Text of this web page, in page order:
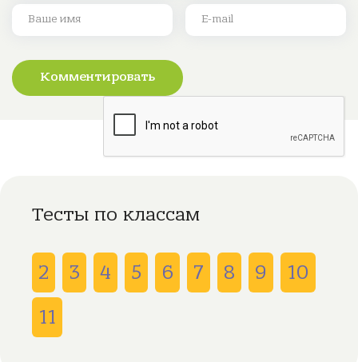
Комментировать
Тесты по классам
2 3 4 5 6 7 8 9
10
11